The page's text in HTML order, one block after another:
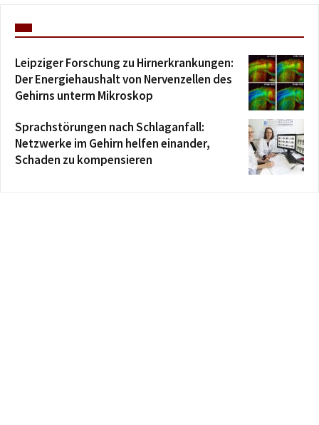
Leipziger Forschung zu Hirnerkrankungen:
Der Energiehaushalt von Nervenzellen des
Gehirns unterm Mikroskop
Sprachstörungen nach Schlaganfall:
Netzwerke im Gehirn helfen einander,
Schaden zu kompensieren